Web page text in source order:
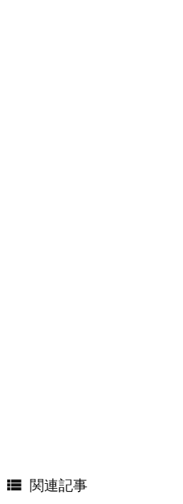
 関連記事